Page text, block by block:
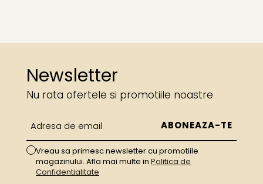
Newsletter
Nu rata ofertele si promotiile noastre
Vreau sa primesc newsletter cu promotiile
magazinului. Afla mai multe in Politica de
Confidentialitate